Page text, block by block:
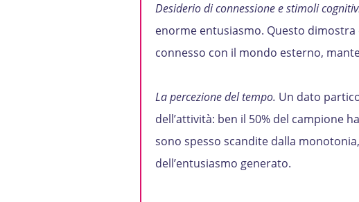
Desiderio di connessione e stimoli
enorme entusiasmo. Questo
connesso con il mondo esterno,
La percezione del tempo. Un dato
dell’attività: ben il 50% del campione
sono spesso scandite dalla
dell’entusiasmo generato.